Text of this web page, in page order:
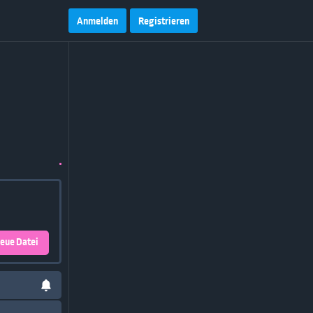
Anmelden Registrieren
Datei